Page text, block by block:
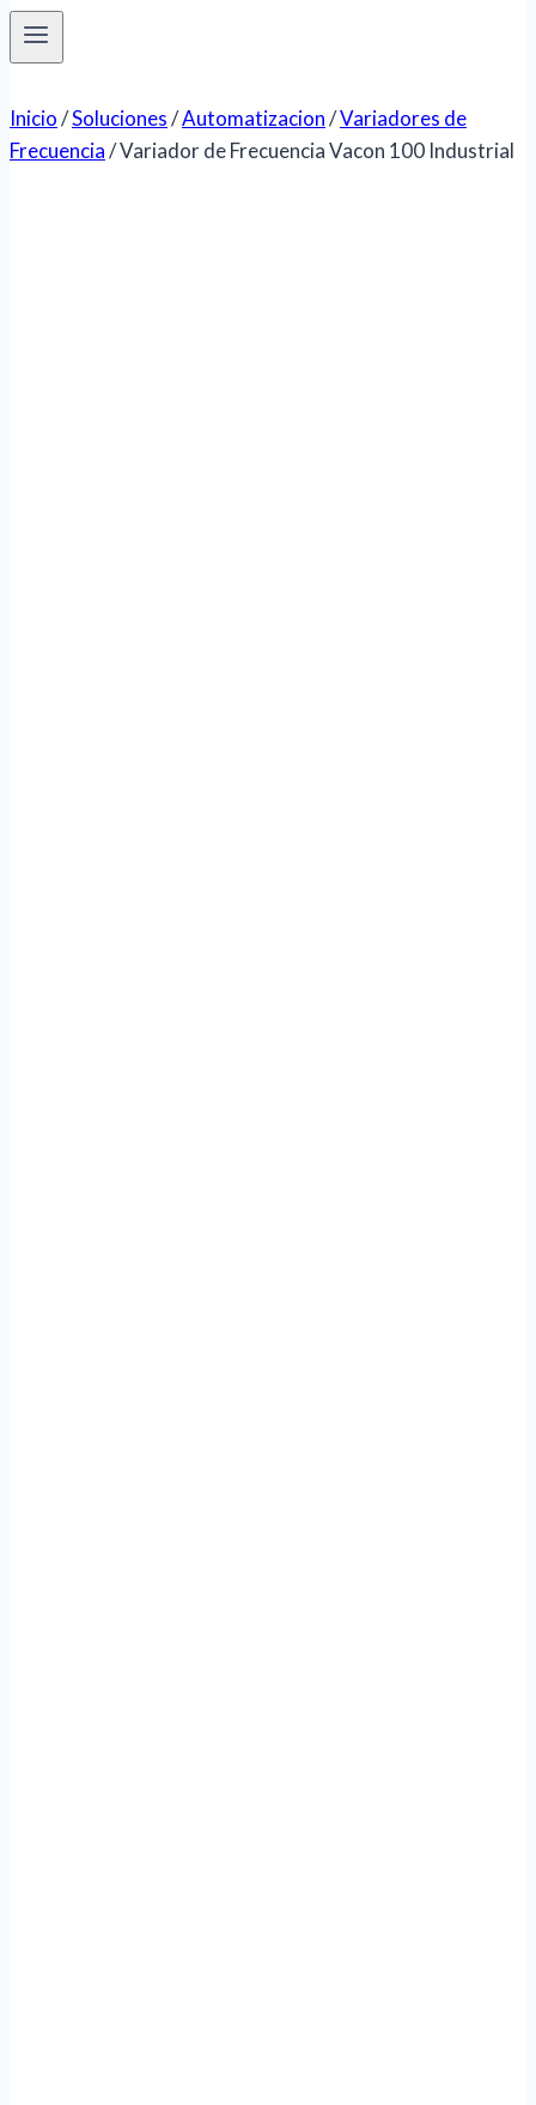
Inicio/Soluciones/Automatizacion/Variadores de
Frecuencia/Variador de Frecuencia Vacon 100 Industrial